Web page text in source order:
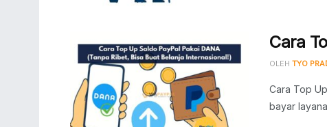
Cara
OLEH TYO
Cara Top
bayar